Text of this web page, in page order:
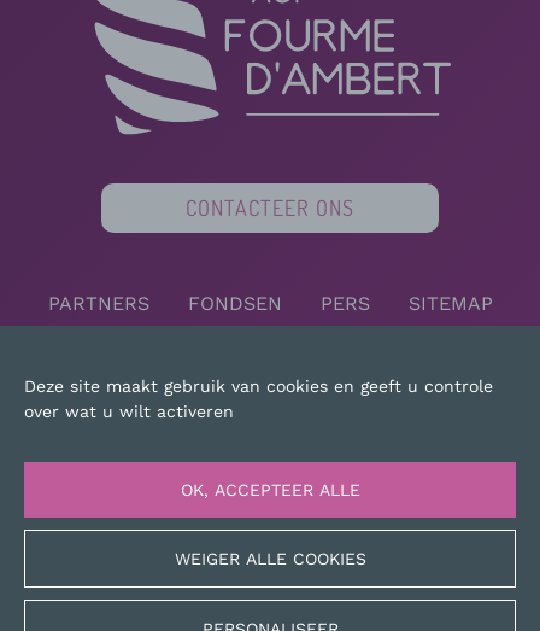
CONTACTEER ONS
PARTNERS FONDSEN PERS SITEMAP
Deze site maakt gebruik van cookies en geeft u controle
over wat u wilt activeren
OK, ACCEPTEER ALLE
WEIGER ALLE COOKIES